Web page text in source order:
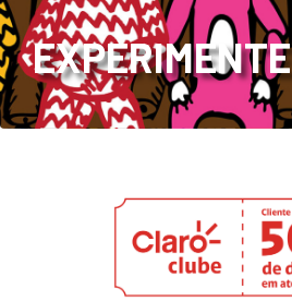
EXPERIMENTE